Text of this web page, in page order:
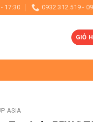
17:30 0932.312.519 -
GIỎ
ASIA